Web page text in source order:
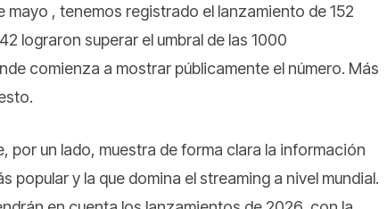
mayo , tenemos registrado el lanzamiento de 152
lograron superar el umbral de las 1000
comienza a mostrar públicamente el número. Más
por un lado, muestra de forma clara la información
popular y la que domina el streaming a nivel mundial.